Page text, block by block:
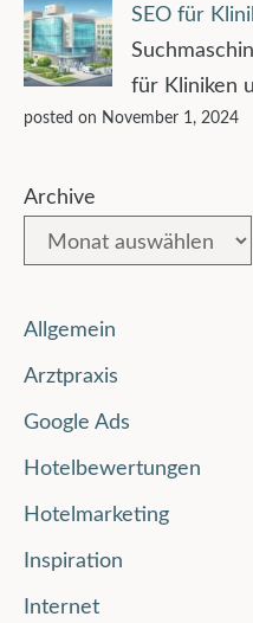
SEO für
für Kliniken
posted on November 1, 2024
Archive
Allgemein
Arztpraxis
Google Ads
Hotelbewertungen
Hotelmarketing
Inspiration
Internet